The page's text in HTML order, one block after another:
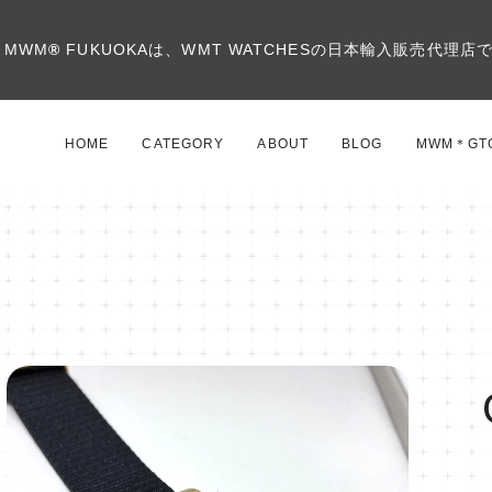
MWM® FUKUOKAは、WMT WATCHESの日本輸入販売代理店
HOME CATEGORY ABOUT BLOG MWM＊